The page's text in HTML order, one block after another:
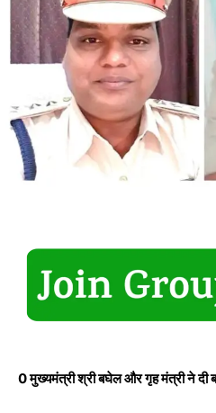
0 मुख्यमंत्री श्री बघेल और गृह मंत्री ने दी